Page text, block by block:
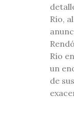
Río,
Río
un
de